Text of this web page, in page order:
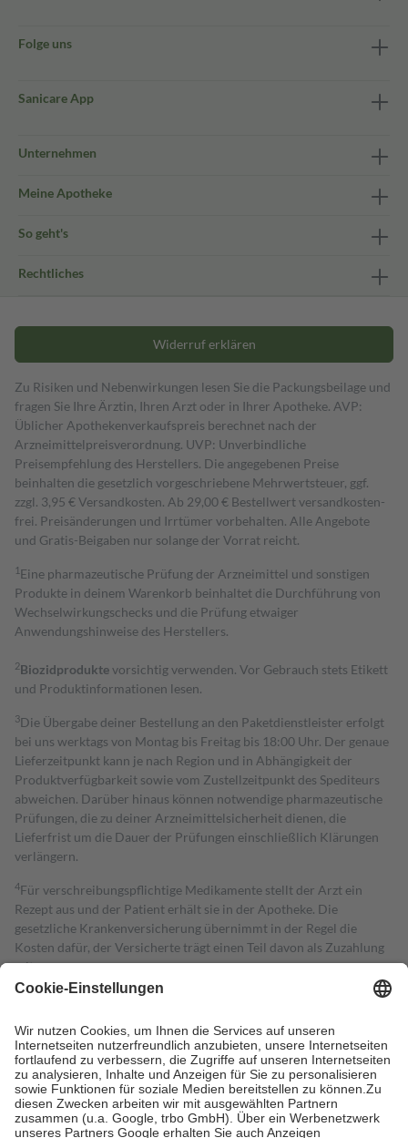
Folge uns
Sanicare App
Unternehmen
Meine Apotheke
So geht's
Rechtliches
Widerruf erklären
Zu Risiken und Nebenwirkungen lesen Sie die Packungsbeilage und
fragen Sie Ihre Ärztin, Ihren Arzt oder in Ihrer Apotheke. AVP:
Üblicher Apothekenverkaufspreis berechnet nach der
Arzneimittelpreisverordnung. UVP: Unverbindliche
Preisempfehlung des Herstellers. Die angegebenen Preise
beinhalten die gesetzlich vorgeschriebene Mehrwertsteuer, ggf.
zzgl. 3,95 € Versandkosten. Ab 29,00 € Bestell­wert versand­kosten­
frei. Preisänderungen und Irrtümer vorbehalten. Alle Angebote
und Gratis-Beigaben nur solange der Vorrat reicht.
1 Eine pharmazeutische Prüfung der Arzneimittel und sonstigen
Produkte in deinem Warenkorb beinhaltet die Durchführung von
Wechselwirkungschecks und die Prüfung etwaiger
Anwendungshinweise des Herstellers.
2Biozidproduktevorsichtig verwenden. Vor Gebrauch stets Etikett
und Produktinformationen lesen.
3Die Übergabe deiner Bestellung an den Paketdienstleister erfolgt
bei uns werktags von Montag bis Freitag bis 18:00 Uhr. Der genaue
Lieferzeitpunkt kann je nach Region und in Abhängigkeit der
Produktverfügbarkeit sowie vom Zustellzeitpunkt des Spediteurs
abweichen. Darüber hinaus können notwendige pharmazeutische
Prüfungen, die zu deiner Arzneimittelsicherheit dienen, die
Lieferfrist um die Dauer der Prüfungen einschließlich Klärungen
verlängern.
4Für verschreibungspflichtige Medikamente stellt der Arzt ein
Rezept aus und der Patient erhält sie in der Apotheke. Die
gesetzliche Krankenversicherung übernimmt in der Regel die
Kosten dafür, der Versicherte trägt einen Teil davon als Zuzahlung
mit.
Grundsätzlich leisten Mitglieder Zuzahlungen in Höhe von zehn
höchstens zehn Euro.
Es sind jedoch nie mehr als die tatsächlichen
Kosten der Leistung zu entrichten.
Diese Regeln gelten grundsätzlich auch für Online-Apotheken.
Bei Heilmitteln und häuslicher Krankenpflege beträgt die
Zuzahlung zehn Prozent der Kosten sowie zehn Euro je
Verordnung.